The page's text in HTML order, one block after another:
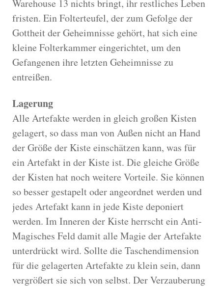
Warehouse 13 nichts bringt, ihr restliches Leben
fristen. Ein Folterteufel, der zum Gefolge der
Gottheit der Geheimnisse gehört, hat sich eine
kleine Folterkammer eingerichtet, um den
Gefangenen ihre letzten Geheimnisse zu
entreißen.
Lagerung
Alle Artefakte werden in gleich großen Kisten
gelagert, so dass man von Außen nicht an Hand
der Größe der Kiste einschätzen kann, was für
ein Artefakt in der Kiste ist. Die gleiche Größe
der Kisten hat noch weitere Vorteile. Sie können
so besser gestapelt oder angeordnet werden und
jedes Artefakt kann in jede Kiste deponiert
werden. Im Inneren der Kiste herrscht ein Anti-
Magisches Feld damit alle Magie der Artefakte
unterdrückt wird. Sollte die Taschendimension
für die gelagerten Artefakte zu klein sein, dann
vergrößert sie sich von selbst. Der Verzauberung